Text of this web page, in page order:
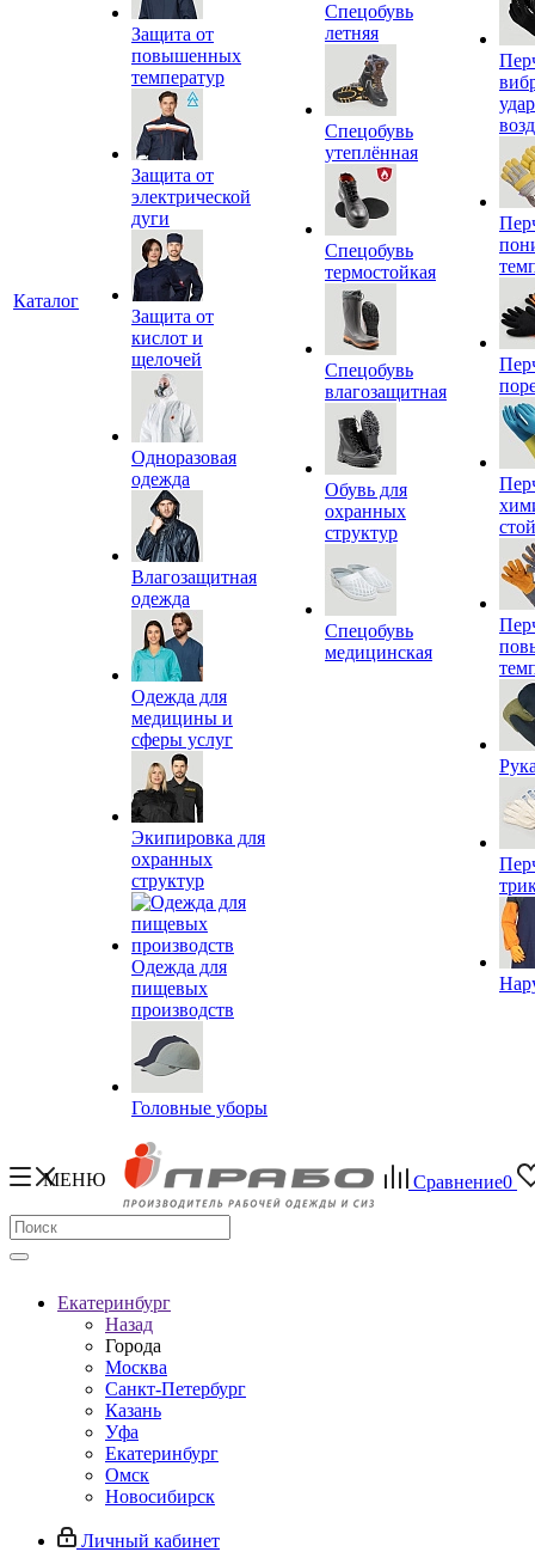
Каталог
Защита от
повышенных
температур
Защита от
электрической
дуги
Защита от
кислот и
щелочей
Одноразовая
одежда
Влагозащитная
одежда
Одежда для
медицины и
сферы услуг
Экипировка для
охранных
структур
Одежда для
пищевых
производств
Головные уборы
Спецобувь
летняя
Спецобувь
утеплённая
Спецобувь
термостойкая
Спецобувь
влагозащитная
Обувь для
охранных
структур
Спецобувь
медицинская
МЕНЮ Сравнение0
Екатеринбург
Назад
Города
Москва
Санкт-Петербург
Казань
Уфа
Екатеринбург
Омск
Новосибирск
Личный кабинет